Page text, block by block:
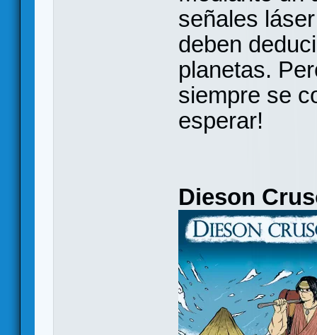
señales
deben
planetas.
siempre se
esperar!
Dieson